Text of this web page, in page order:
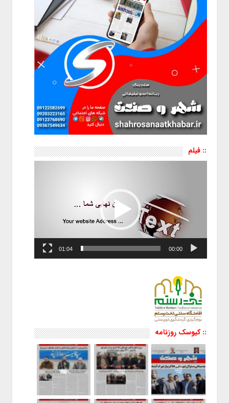
:: فیلم
نمایشگر
00:00
01:04
:: کیوسک روزنامه